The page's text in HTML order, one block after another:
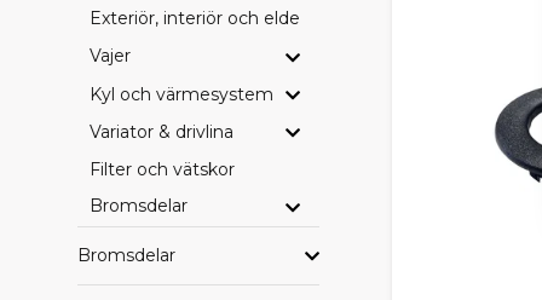
Exteriör, interiör och eldetaljer
Vajer
Kyl och värmesystem
Variator & drivlina
Filter och vätskor
Bromsdelar
Bromsdelar
leverans
Saknar du
beställa
behöver.
Med rätt